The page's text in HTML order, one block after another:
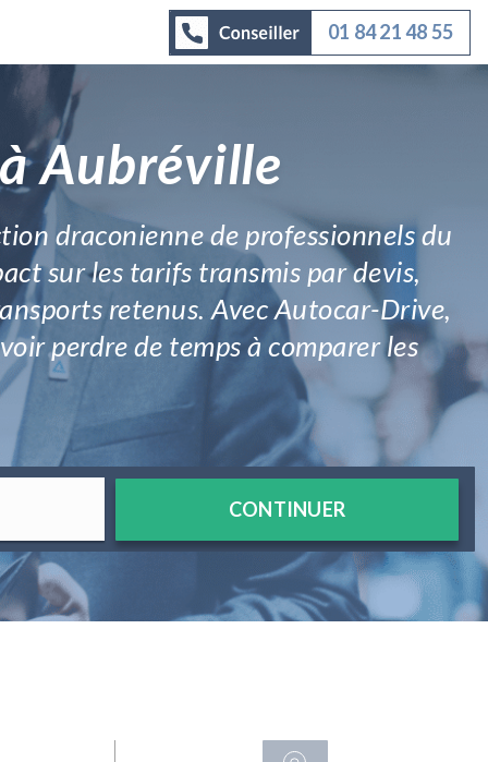
01 84 21 48 55
Aubréville
draconienne de professionnels du
sur les tarifs transmis par devis,
retenus. Avec Autocar-Drive,
perdre de temps à comparer les
CONTINUER